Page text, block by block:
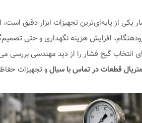
یکی از پایه‌ای‌ترین تجهیزات ابزار دقیق
افزایش هزینه نگهداری و حتی
انتخاب گیج فشار را از دید مهندسی بررسی
قطعات در تماس با سیالو تجهیزات